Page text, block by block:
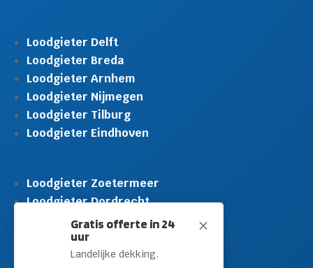
M
Gratis offerte in 24
uur
Landelijke dekking.
Loodgieter Delft
Loodgieter Breda
Loodgieter Arnhem
Loodgieter Nijmegen
Loodgieter Tilburg
Loodgieter Eindhoven
Loodgieter Zoetermeer
Loodgieter Dordrecht
Loodgieter Rijswijk
Loodgieter Schiedam
Loodgieter Leidschendam